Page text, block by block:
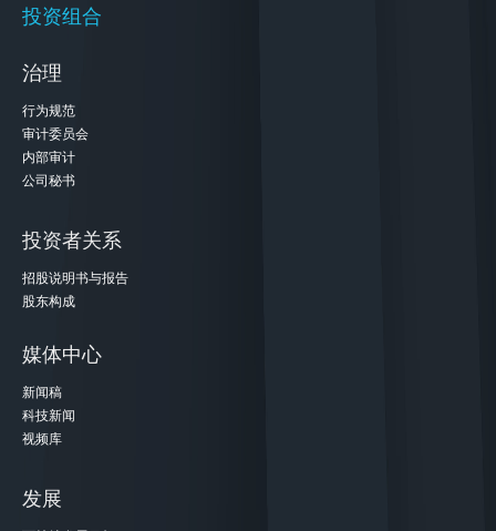
投资组合
治理
行为规范
审计委员会
内部审计
公司秘书
投资者关系
招股说明书与报告
股东构成
媒体中心
新闻稿
科技新闻
视频库
发展